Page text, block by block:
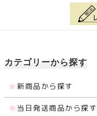
カテゴリーから探す
新商品から探す
当日発送商品から探す